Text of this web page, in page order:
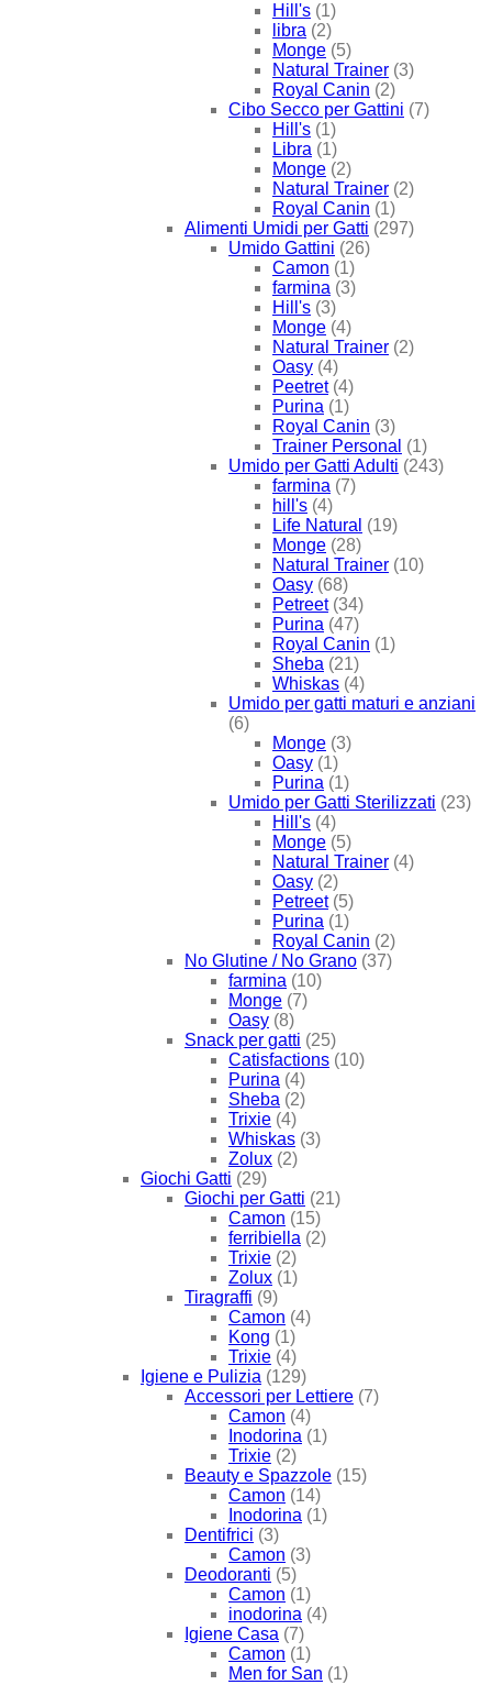
Hill's (1)
libra (2)
Monge (5)
Natural Trainer (3)
Royal Canin (2)
Cibo Secco per Gattini (7)
Hill's (1)
Libra (1)
Monge (2)
Natural Trainer (2)
Royal Canin (1)
Alimenti Umidi per Gatti (297)
Umido Gattini (26)
Camon (1)
farmina (3)
Hill's (3)
Monge (4)
Natural Trainer (2)
Oasy (4)
Peetret (4)
Purina (1)
Royal Canin (3)
Trainer Personal (1)
Umido per Gatti Adulti (243)
farmina (7)
hill's (4)
Life Natural (19)
Monge (28)
Natural Trainer (10)
Oasy (68)
Petreet (34)
Purina (47)
Royal Canin (1)
Sheba (21)
Whiskas (4)
Umido per gatti maturi e anziani
(6)
Monge (3)
Oasy (1)
Purina (1)
Umido per Gatti Sterilizzati (23)
Hill's (4)
Monge (5)
Natural Trainer (4)
Oasy (2)
Petreet (5)
Purina (1)
Royal Canin (2)
No Glutine / No Grano (37)
farmina (10)
Monge (7)
Oasy (8)
Snack per gatti (25)
Catisfactions (10)
Purina (4)
Sheba (2)
Trixie (4)
Whiskas (3)
Zolux (2)
Giochi Gatti (29)
Giochi per Gatti (21)
Camon (15)
ferribiella (2)
Trixie (2)
Zolux (1)
Tiragraffi (9)
Camon (4)
Kong (1)
Trixie (4)
Igiene e Pulizia (129)
Accessori per Lettiere (7)
Camon (4)
Inodorina (1)
Trixie (2)
Beauty e Spazzole (15)
Camon (14)
Inodorina (1)
Dentifrici (3)
Camon (3)
Deodoranti (5)
Camon (1)
inodorina (4)
Igiene Casa (7)
Camon (1)
Men for San (1)